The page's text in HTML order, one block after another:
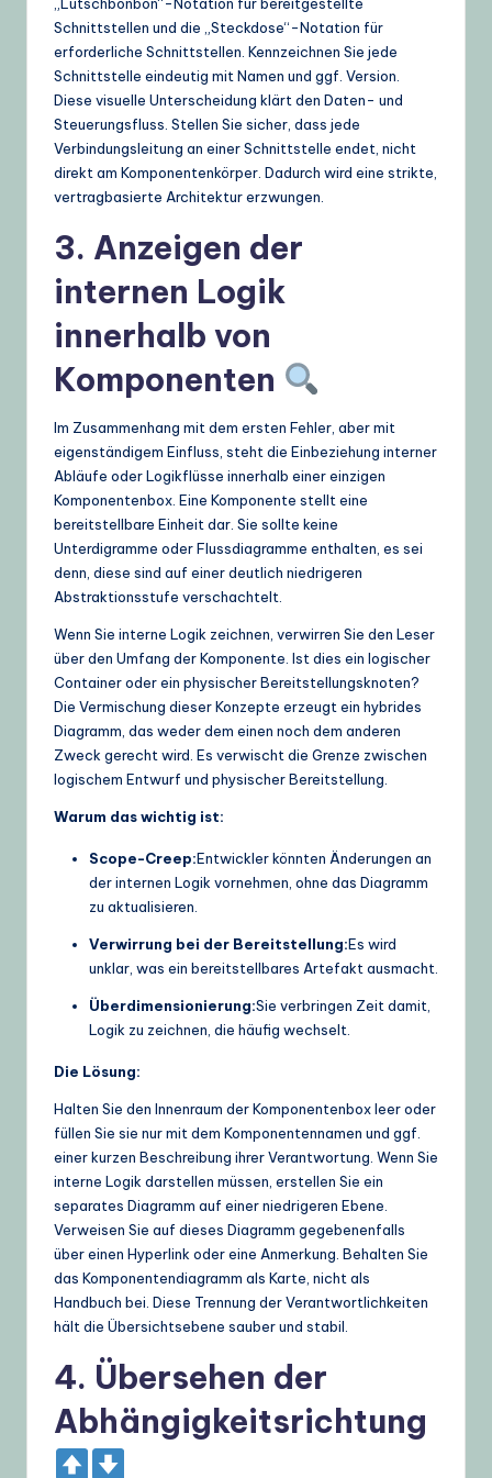
Schnittstellen und die „Steckdose“-Notation für
erforderliche Schnittstellen. Kennzeichnen Sie jede
Schnittstelle eindeutig mit Namen und ggf. Version.
Diese visuelle Unterscheidung klärt den Daten- und
Steuerungsfluss. Stellen Sie sicher, dass jede
Verbindungsleitung an einer Schnittstelle endet, nicht
direkt am Komponentenkörper. Dadurch wird eine strikte,
vertragbasierte Architektur erzwungen.
3. Anzeigen der
internen Logik
innerhalb von
Komponenten
Im Zusammenhang mit dem ersten Fehler, aber mit
eigenständigem Einfluss, steht die Einbeziehung interner
Abläufe oder Logikflüsse innerhalb einer einzigen
Komponentenbox. Eine Komponente stellt eine
bereitstellbare Einheit dar. Sie sollte keine
Unterdigramme oder Flussdiagramme enthalten, es sei
denn, diese sind auf einer deutlich niedrigeren
Abstraktionsstufe verschachtelt.
Wenn Sie interne Logik zeichnen, verwirren Sie den Leser
über den Umfang der Komponente. Ist dies ein logischer
Container oder ein physischer Bereitstellungsknoten?
Die Vermischung dieser Konzepte erzeugt ein hybrides
Diagramm, das weder dem einen noch dem anderen
Zweck gerecht wird. Es verwischt die Grenze zwischen
logischem Entwurf und physischer Bereitstellung.
Warum das wichtig ist:
Scope-Creep:Entwickler könnten Änderungen an
der internen Logik vornehmen, ohne das Diagramm
zu aktualisieren.
Verwirrung bei der Bereitstellung:Es wird
unklar, was ein bereitstellbares Artefakt ausmacht.
Überdimensionierung:Sie verbringen Zeit damit,
Logik zu zeichnen, die häufig wechselt.
Die Lösung:
Halten Sie den Innenraum der Komponentenbox leer oder
füllen Sie sie nur mit dem Komponentennamen und ggf.
einer kurzen Beschreibung ihrer Verantwortung. Wenn Sie
interne Logik darstellen müssen, erstellen Sie ein
separates Diagramm auf einer niedrigeren Ebene.
Verweisen Sie auf dieses Diagramm gegebenenfalls
über einen Hyperlink oder eine Anmerkung. Behalten Sie
das Komponentendiagramm als Karte, nicht als
Handbuch bei. Diese Trennung der Verantwortlichkeiten
hält die Übersichtsebene sauber und stabil.
4. Übersehen der
Abhängigkeitsrichtung